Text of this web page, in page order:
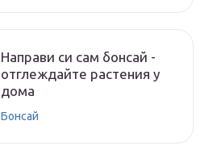
Направи си сам бонсай -
отглеждайте растения у
дома
Бонсай